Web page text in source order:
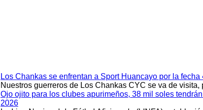
Los Chankas se enfrentan a Sport Huancayo por la
Nuestros guerreros de Los Chankas CYC se va de
Ojo ojito para los clubes apurimeños, 38 mil soles
2026